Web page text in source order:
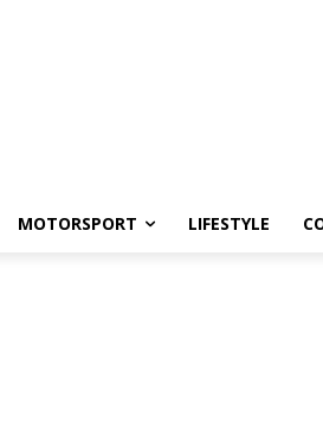
MOTORSPORT LIFESTYLE